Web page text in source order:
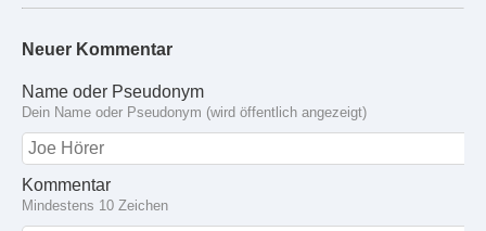
Neuer Kommentar
Name oder Pseudonym
Dein Name oder Pseudonym (wird öffentlich angezeigt)
Kommentar
Mindestens 10 Zeichen